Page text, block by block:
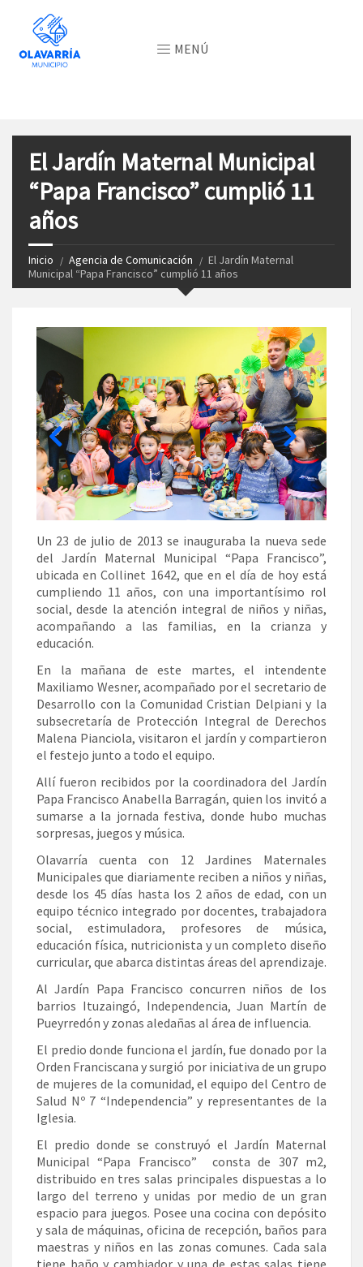
MENÚ
El Jardín Maternal Municipal
“Papa Francisco” cumplió 11
años
Inicio Agencia de Comunicación
El Jardín Maternal
Municipal “Papa Francisco” cumplió 11 años
Un 23 de julio de 2013 se inauguraba la nueva sede
del Jardín Maternal Municipal “Papa Francisco”,
ubicada en Collinet 1642, que en el día de hoy está
cumpliendo 11 años, con una importantísimo rol
social, desde la atención integral de niños y niñas,
acompañando a las familias, en la crianza y
educación.
En la mañana de este martes, el intendente
Maxiliamo Wesner, acompañado por el secretario de
Desarrollo con la Comunidad Cristian Delpiani y la
subsecretaría de Protección Integral de Derechos
Malena Pianciola, visitaron el jardín y compartieron
el festejo junto a todo el equipo.
Allí fueron recibidos por la coordinadora del Jardín
Papa Francisco Anabella Barragán, quien los invitó a
sumarse a la jornada festiva, donde hubo muchas
sorpresas, juegos y música.
Olavarría cuenta con 12 Jardines Maternales
Municipales que diariamente reciben a niños y niñas,
desde los 45 días hasta los 2 años de edad, con un
equipo técnico integrado por docentes, trabajadora
social, estimuladora, profesores de música,
educación física, nutricionista y un completo diseño
curricular, que abarca distintas áreas del aprendizaje.
Al Jardín Papa Francisco concurren niños de los
barrios Ituzaingó, Independencia, Juan Martín de
Pueyrredón y zonas aledañas al área de influencia.
El predio donde funciona el jardín, fue donado por la
Orden Franciscana y surgió por iniciativa de un grupo
de mujeres de la comunidad, el equipo del Centro de
Salud Nº 7 “Independencia” y representantes de la
Iglesia.
El predio donde se construyó el Jardín Maternal
Municipal “Papa Francisco” consta de 307 m2,
distribuido en tres salas principales dispuestas a lo
largo del terreno y unidas por medio de un gran
espacio para juegos. Posee una cocina con depósito
y sala de máquinas, oficina de recepción, baños para
maestras y niños en las zonas comunes. Cada sala
tiene baño y cambiador y una de estas salas tiene